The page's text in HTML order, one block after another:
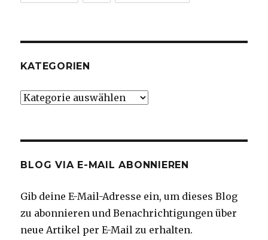
KATEGORIEN
Kategorien
BLOG VIA E-MAIL ABONNIEREN
Gib deine E-Mail-Adresse ein, um dieses Blog
zu abonnieren und Benachrichtigungen über
neue Artikel per E-Mail zu erhalten.